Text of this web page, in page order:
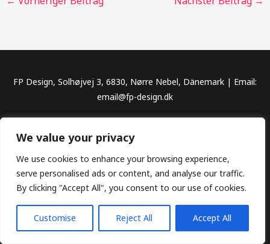
We value your privacy
We use cookies to enhance your browsing experience,
serve personalised ads or content, and analyse our traffic.
By clicking "Accept All", you consent to our use of cookies.
Customise Reject All Accept All
FP Design, Solhøjvej 3, 6830, Nørre Nebel, Dänemark | Email:
email@fp-design.dk
unvergessliche Abenteuer
Impressum